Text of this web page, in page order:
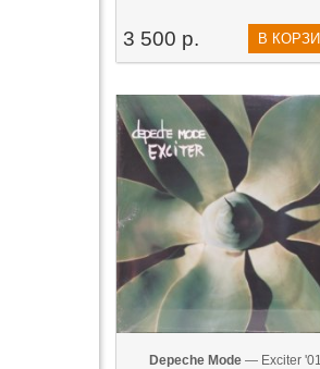
3 500 р. В
Depeche Mode — Exciter